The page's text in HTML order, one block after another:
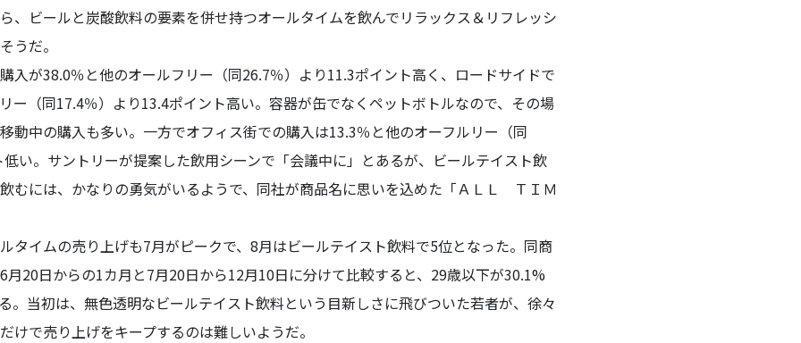
、ビールと炭酸飲料の要素を併せ持つオールタイムを飲んでリラックス＆リフレッシ
うだ。
入が38.0％と他のオールフリー（同26.7％）より11.3ポイント高く、ロードサイドで
ー（同17.4％）より13.4ポイント高い。容器が缶でなくペットボトルなので、その場
動中の購入も多い。一方でオフィス街での購入は13.3％と他のオーフルリー（同
い。サントリーが提案した飲用シーンで「会議中に」とあるが、ビールテイスト飲
むには、かなりの勇気がいるようで、同社が商品名に思いを込めた「ＡＬＬ ＴＩＭ
タイムの売り上げも7月がピークで、8月はビールテイスト飲料で5位となった。同商
月20日からの1カ月と7月20日から12月10日に分けて比較すると、29歳以下が30.1%
。当初は、無色透明なビールテイスト飲料という目新しさに飛びついた若者が、徐々
けで売り上げをキープするのは難しいようだ。